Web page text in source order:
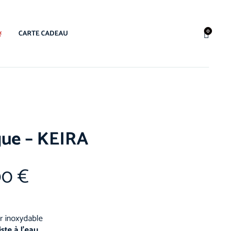
CARTE CADEAU 0
– KEIRA
€
inoxydable